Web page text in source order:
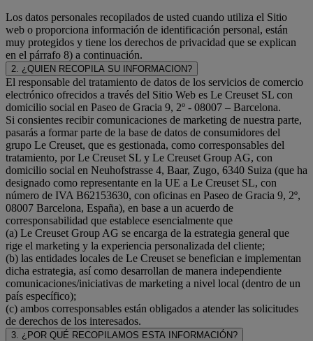
Los datos personales recopilados de usted cuando utiliza el Sitio
web o proporciona información de identificación personal, están
muy protegidos y tiene los derechos de privacidad que se explican
en el párrafo 8) a continuación.
2. ¿QUIEN RECOPILA SU INFORMACION?
El responsable del tratamiento de datos de los servicios de comercio
electrónico ofrecidos a través del Sitio Web es Le Creuset SL con
domicilio social en Paseo de Gracia 9, 2º - 08007 – Barcelona.
Si consientes recibir comunicaciones de marketing de nuestra parte,
pasarás a formar parte de la base de datos de consumidores del
grupo Le Creuset, que es gestionada, como corresponsables del
tratamiento, por Le Creuset SL y Le Creuset Group AG, con
domicilio social en Neuhofstrasse 4, Baar, Zugo, 6340 Suiza (que ha
designado como representante en la UE a Le Creuset SL, con
número de IVA B62153630, con oficinas en Paseo de Gracia 9, 2º,
08007 Barcelona, España), en base a un acuerdo de
corresponsabilidad que establece esencialmente que
(a) Le Creuset Group AG se encarga de la estrategia general que
rige el marketing y la experiencia personalizada del cliente;
(b) las entidades locales de Le Creuset se benefician e implementan
dicha estrategia, así como desarrollan de manera independiente
comunicaciones/iniciativas de marketing a nivel local (dentro de un
país específico);
(c) ambos corresponsables están obligados a atender las solicitudes
de derechos de los interesados.
3. ¿POR QUÉ RECOPILAMOS ESTA INFORMACIÓN?